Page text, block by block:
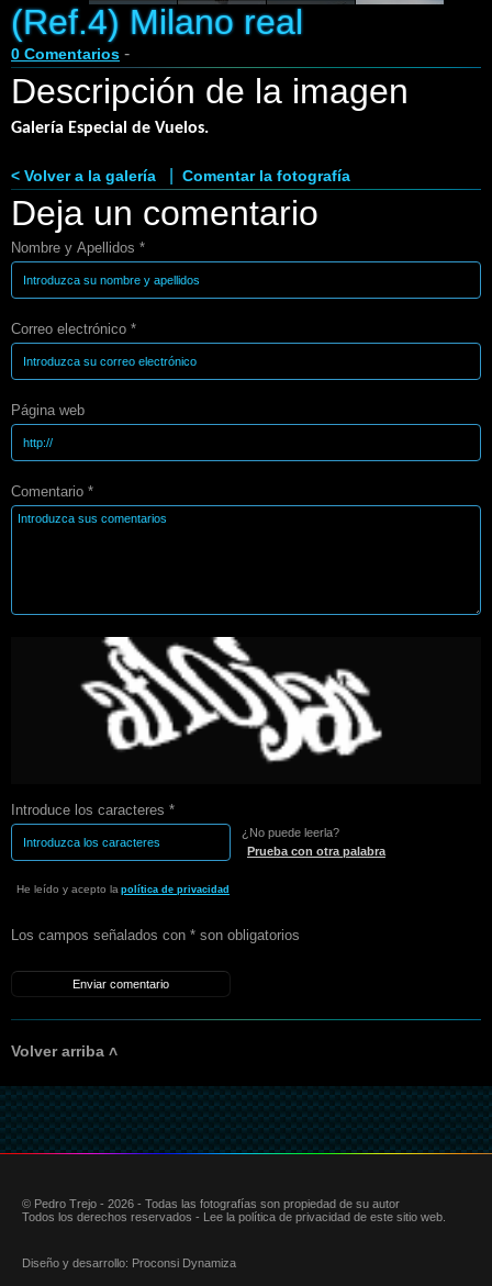
(Ref.4) Milano real
0 Comentarios -
Descripción de la imagen
Galería Especial de Vuelos.
< Volver a la galería Comentar la fotografía
Deja un comentario
Nombre y Apellidos *
Correo electrónico *
Página web
Comentario *
Introduce los caracteres *
¿No puede leerla?
Prueba con otra palabra
He leído y acepto la política de privacidad
Los campos señalados con * son obligatorios
Volver arriba ˄
© Pedro Trejo - 2026 - Todas las fotografías son propiedad de su autor
Todos los derechos reservados - Lee la política de privacidad de este sitio web.
Diseño y desarrollo: Proconsi Dynamiza